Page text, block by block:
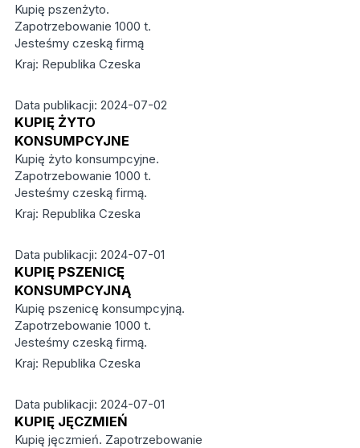
Kupię pszenżyto.
Zapotrzebowanie 1000 t.
Jesteśmy czeską firmą
Kraj: Republika Czeska
Data publikacji: 2024-07-02
KUPIĘ ŻYTO
KONSUMPCYJNE
Kupię żyto konsumpcyjne.
Zapotrzebowanie 1000 t.
Jesteśmy czeską firmą.
Kraj: Republika Czeska
Data publikacji: 2024-07-01
KUPIĘ PSZENICĘ
KONSUMPCYJNĄ
Kupię pszenicę konsumpcyjną.
Zapotrzebowanie 1000 t.
Jesteśmy czeską firmą.
Kraj: Republika Czeska
Data publikacji: 2024-07-01
KUPIĘ JĘCZMIEŃ
Kupię jęczmień. Zapotrzebowanie